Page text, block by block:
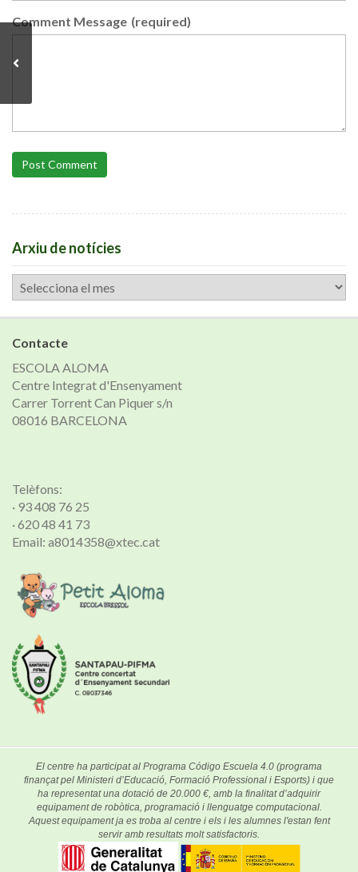
Comment Message (required)
Post Comment
Arxiu de notícies
Arxiu
de
notícies
Contacte
ESCOLA ALOMA
Centre Integrat d'Ensenyament
Carrer Torrent Can Piquer s/n
08016 BARCELONA
Telèfons:
· 93 408 76 25
· 620 48 41 73
Email: a8014358@xtec.cat
El centre ha participat al Programa Código Escuela 4.0 (programa
finançat pel Ministeri d’Educació, Formació Professional i Esports) i que
ha representat una dotació de 20.000 €, amb la finalitat d’adquirir
equipament de robòtica, programació i llenguatge computacional.
Aquest equipament ja es troba al centre i els i les alumnes l'estan fent
servir amb resultats molt satisfactoris.